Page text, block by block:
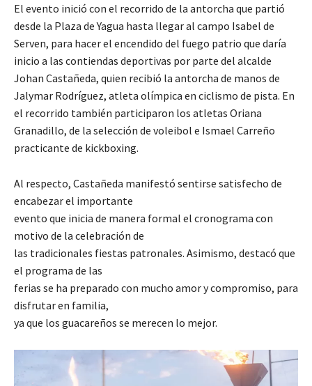
El evento inició con el recorrido de la antorcha que partió
desde la Plaza de Yagua hasta llegar al campo Isabel de
Serven, para hacer el encendido del fuego patrio que daría
inicio a las contiendas deportivas por parte del alcalde
Johan Castañeda, quien recibió la antorcha de manos de
Jalymar Rodríguez, atleta olímpica en ciclismo de pista. En
el recorrido también participaron los atletas Oriana
Granadillo, de la selección de voleibol e Ismael Carreño
practicante de kickboxing.
Al respecto, Castañeda manifestó sentirse satisfecho de
encabezar el importante
evento que inicia de manera formal el cronograma con
motivo de la celebración de
las tradicionales fiestas patronales. Asimismo, destacó que
el programa de las
ferias se ha preparado con mucho amor y compromiso, para
disfrutar en familia,
ya que los guacareños se merecen lo mejor.